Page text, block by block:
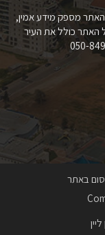
האתר מספק מידע אמין,
האתר כולל את העיר
באתר